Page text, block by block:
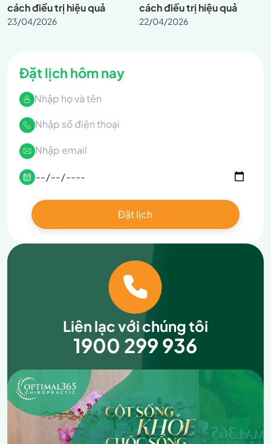
cách điều trị hiệu quả
23/04/2026
cách điều trị hiệu quả
22/04/2026
Đặt lịch hôm nay
Liên lạc với chúng tôi
1900 299 936